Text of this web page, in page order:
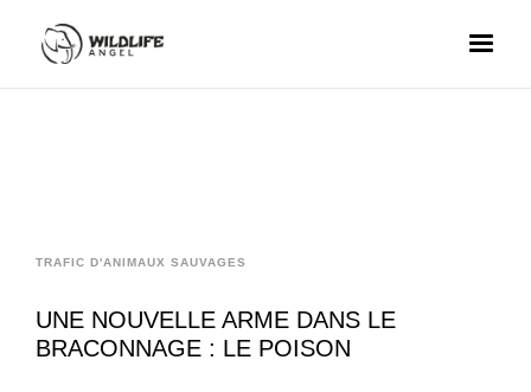
TRAFIC D'ANIMAUX SAUVAGES
UNE NOUVELLE ARME DANS LE
BRACONNAGE : LE POISON